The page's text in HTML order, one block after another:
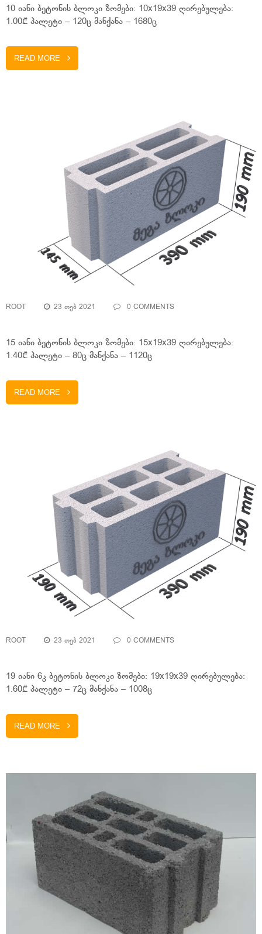
10 იანი ბეტონის ბლოკი ზომები: 10x19x39 ღირებულება:
1.00₾ პალეტი – 120ც მანქანა – 1680ც
READ MORE
ROOT 23 ᲗᲔᲑ 2021 0 COMMENTS
15 იანი ბეტონის ბლოკი ზომები: 15x19x39 ღირებულება:
1.40₾ პალეტი – 80ც მანქანა – 1120ც
READ MORE
ROOT 23 ᲗᲔᲑ 2021 0 COMMENTS
19 იანი 6კ ბეტონის ბლოკი ზომები: 19x19x39 ღირებულება:
1.60₾ პალეტი – 72ც მანქანა – 1008ც
READ MORE